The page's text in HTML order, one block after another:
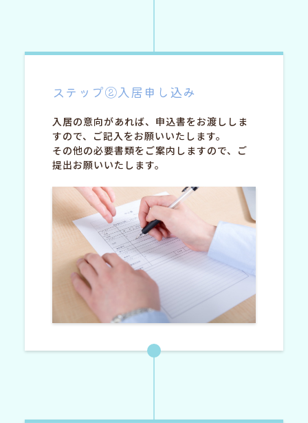
ステップ②入居申し込み
入居の意向があれば、申込書をお渡ししま
すので、ご記入をお願いいたします。
その他の必要書類をご案内しますので、ご
提出お願いいたします。